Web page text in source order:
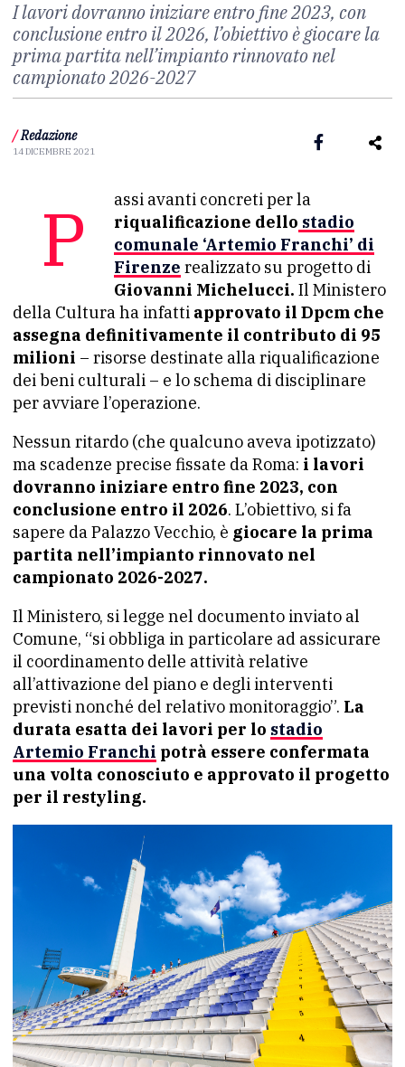
I lavori dovranno iniziare entro fine 2023, con
conclusione entro il 2026, l’obiettivo è giocare la
prima partita nell’impianto rinnovato nel
campionato 2026-2027
/ Redazione
14 DICEMBRE 2021
Passi avanti concreti per la
riqualificazione dello stadio
comunale ‘Artemio Franchi’ di
Firenze realizzato su progetto di
Giovanni Michelucci. Il Ministero
della Cultura ha infatti approvato il Dpcm che
assegna definitivamente il contributo di 95
milioni – risorse destinate alla riqualificazione
dei beni culturali – e lo schema di disciplinare
per avviare l’operazione.
Nessun ritardo (che qualcuno aveva ipotizzato)
ma scadenze precise fissate da Roma: i lavori
dovranno iniziare entro fine 2023, con
conclusione entro il 2026. L’obiettivo, si fa
sapere da Palazzo Vecchio, è giocare la prima
partita nell’impianto rinnovato nel
campionato 2026-2027.
Il Ministero, si legge nel documento inviato al
Comune, “si obbliga in particolare ad assicurare
il coordinamento delle attività relative
all’attivazione del piano e degli interventi
previsti nonché del relativo monitoraggio”. La
durata esatta dei lavori per lo stadio
Artemio Franchi potrà essere confermata
una volta conosciuto e approvato il progetto
per il restyling.